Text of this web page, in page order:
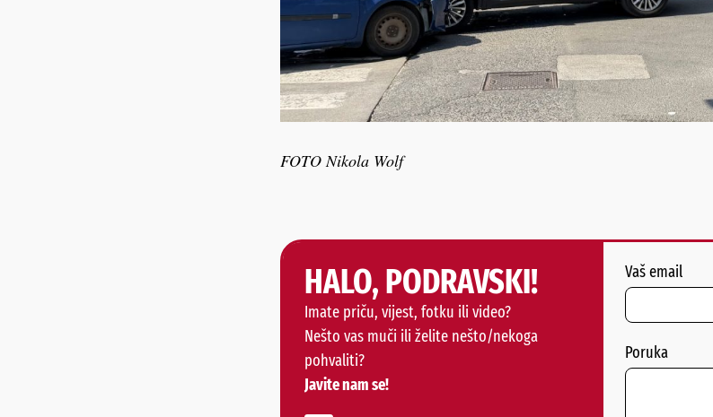
FOTO Nikola Wolf
HALO, PODRAVSKI!
Imate priču, vijest, fotku ili video?
Nešto vas muči ili želite nešto/nekoga
pohvaliti?
Javite nam se!
Vaš email
Poruka